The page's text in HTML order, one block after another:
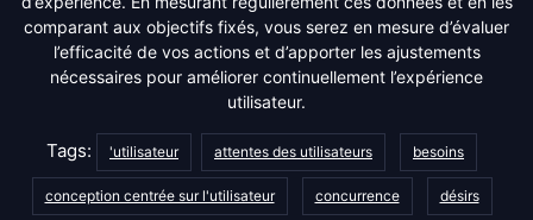
comparant aux objectifs fixés, vous serez en mesure d’évaluer
l’efficacité de vos actions et d’apporter les ajustements
nécessaires pour améliorer continuellement l’expérience
utilisateur.
Tags: 'utilisateur attentes des utilisateurs besoins
conception centrée sur l'utilisateur concurrence désirs